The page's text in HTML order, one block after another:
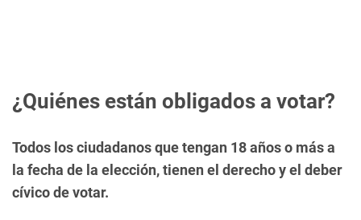
¿Quiénes están obligados a votar?
Todos los ciudadanos que tengan 18 años o más a
la fecha de la elección, tienen el derecho y el deber
cívico de votar.